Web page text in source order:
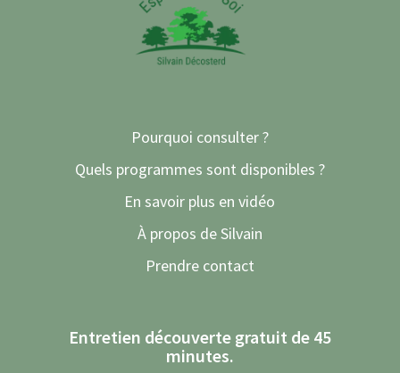
Pourquoi consulter ?
Quels programmes sont disponibles ?
En savoir plus en vidéo
À propos de Silvain
Prendre contact
Entretien découverte gratuit de 45
minutes.